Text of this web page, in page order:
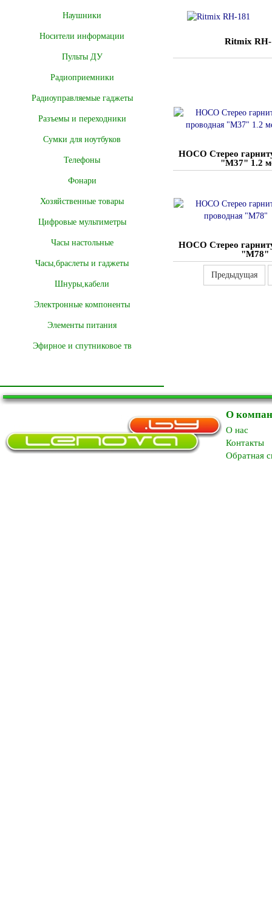
Наушники
Носители информации
Пульты ДУ
Радиоприемники
Радиоуправляемые гаджеты
Разъемы и переходники
Сумки для ноутбуков
Телефоны
Фонари
Хозяйственные товары
Цифровые мультиметры
Часы настольные
Часы,браслеты и гаджеты
Шнуры,кабели
Электронные компоненты
Элементы питания
Эфирное и спутниковое тв
Ritmix RH-
HOCO Стерео
"M37" 1.2
HOCO Стерео
"M78"
Предыдущая
О
O нас
Контакты
Обратная